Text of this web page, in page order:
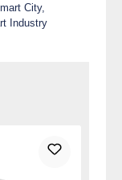
City,
Industry